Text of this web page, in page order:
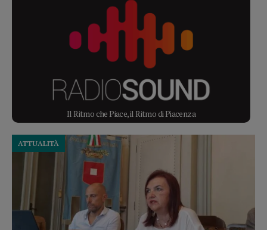
Il Ritmo che Piace, il Ritmo di Piacenza
ATTUALITÀ